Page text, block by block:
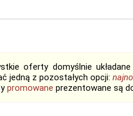
oferty domyślnie
jedną z pozostałych opcji:
promowane prezentowane są